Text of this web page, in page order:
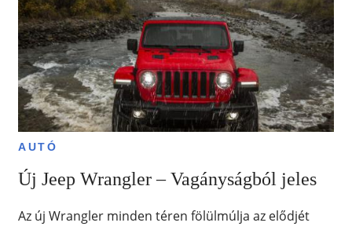
AUTÓ
Új Jeep Wrangler – Vagányságból jeles
Az új Wrangler minden téren fölülmúlja az elődjét